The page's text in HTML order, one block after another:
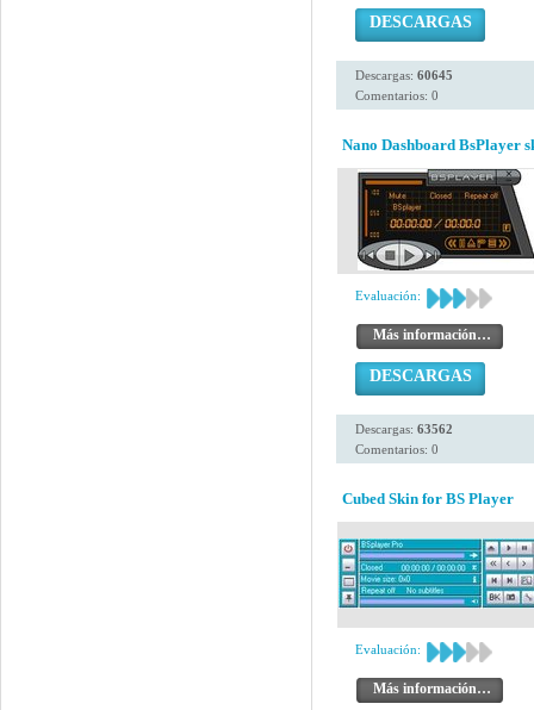
DESCARGAS
Descargas: 60645
Comentarios: 0
Nano Dashboard BsPlayer
Evaluación:
Más información…
DESCARGAS
Descargas: 63562
Comentarios: 0
Cubed Skin for BS Player
Evaluación:
Más información…